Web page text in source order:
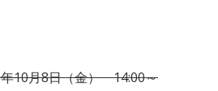
10月8日（金） 14:00～